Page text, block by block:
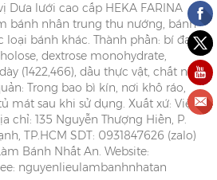
Dưa lưới cao cấp HEKA FARINA
bánh nhân trung thu nướng, bánh
loại bánh khác. Thành phần: bí đao,
dextrose monohydrate,
(1422,466), dầu thực vật, chất nhũ
Trong bao bì kín, nơi khô ráo,
mát sau khi sử dụng. Xuất xứ: Việt
chỉ: 135 Nguyễn Thượng Hiền, P.
TP.HCM SDT: 0931847626 (zalo)
Bánh Nhất An. Website:
nguyenlieulambanhnhatan